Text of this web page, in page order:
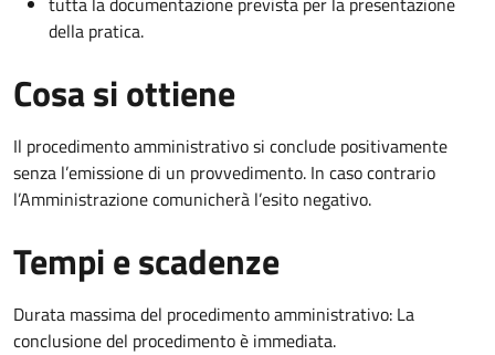
della pratica.
Cosa si ottiene
Il procedimento amministrativo si conclude positivamente
senza l’emissione di un provvedimento. In caso contrario
l’Amministrazione comunicherà l’esito negativo.
Tempi e scadenze
Durata massima del procedimento amministrativo: La
conclusione del procedimento è immediata.